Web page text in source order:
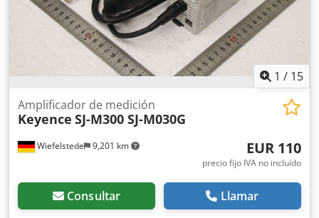
1 / 15
Wiefelstede 9,201 km
Amplificador de medición
Keyence SJ-M300 SJ-M030G
EUR 110
precio fijo IVA no incluído
Consultar Llamar